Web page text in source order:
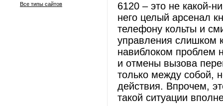
Все типы сайтов
6120 – это не какой-
него целый арсенал
телефону кольты и
управления слишком
навиблоком проблем
и отмены вызова
только между собой,
действия. Впрочем,
такой ситуации